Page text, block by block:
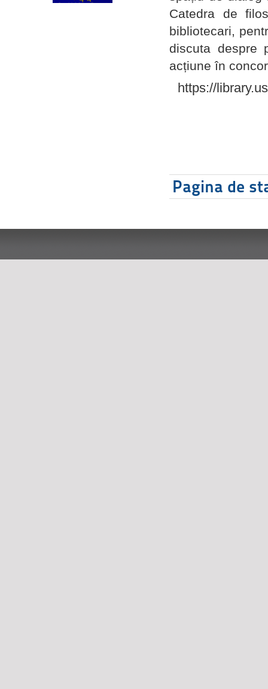
Catedra de
bibliotecari,
discuta despre
acțiune în
https://
Pagina de